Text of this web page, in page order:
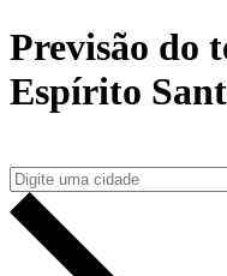
Previsão do
Espírito